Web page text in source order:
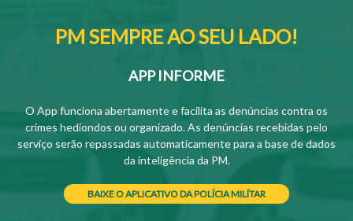
PM SEMPRE AO SEU LADO!
APP INFORME
O App funciona abertamente e facilita as denúncias contra os
crimes hediondos ou organizado. As denúncias recebidas pelo
serviço serão repassadas automaticamente para a base de dados
da inteligência da PM.
BAIXE O APLICATIVO DA POLÍCIA MILÍTAR